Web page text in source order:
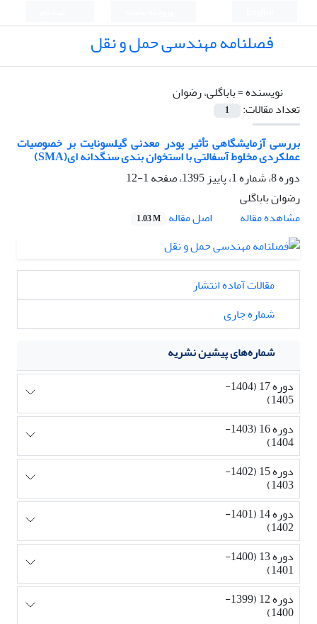
فصلنامه مهندسی حمل و نقل
نویسنده =باباگلی، رضوان
تعداد مقالات:
1
بررسی آزمایشگاهی تأثیر پودر معدنی گیلسونایت بر خصوصیات
عملکردی مخلوط آسفالتی با استخوان بندی سنگدانه ای(SMA)
دوره 8، شماره 1، پاییز 1395، صفحه
1-12
رضوان باباگلی
مشاهده مقاله
اصل مقاله 1.03 M
مقالات آماده انتشار
شماره جاری
شماره‌های پیشین نشریه
دوره 17 (1404-
1405)
دوره 16 (1403-
1404)
دوره 15 (1402-
1403)
دوره 14 (1401-
1402)
دوره 13 (1400-
1401)
دوره 12 (1399-
1400)